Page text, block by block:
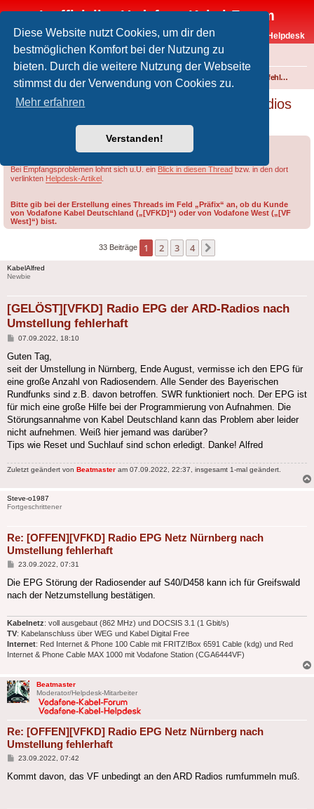
Diese Website nutzt Cookies, um dir den
bestmöglichen Komfort bei der Nutzung zu
bieten. Durch die weitere Nutzung der Webseite
stimmst du der Verwendung von Cookies zu.
Mehr erfahren
Verstanden!
Inoffizielles Vodafone-Kabel-Forum
Vodafone-Kabel-Helpdesk
FAQ
Foren-Übersicht Einspeisefehler und überregionale Störungen
[GELÖST][VFKD] Radio EPG der ARD-Radios
Bei Empfangsproblemen lohnt sich u.U. ein Blick in diesen Thread bzw. in den dort
verlinkten Helpdesk-Artikel
Bitte gib bei der Erstellung eines Threads im Feld „Präfix“ an, ob du Kunde
von Vodafone Kabel Deutschland („[VFKD]“) oder von Vodafone West („[VF
West]“) bist.
33 Beiträge 1 2 3 4
KabelAlfred
Newbie
[GELÖST][VFKD] Radio EPG der ARD-Radios nach
Umstellung fehlerhaft
Beitrag
07.09.2022, 18:10
Guten Tag,
seit der Umstellung in Nürnberg, Ende August, vermisse ich den EPG für
eine große Anzahl von Radiosendern. Alle Sender des Bayerischen
Rundfunks sind z.B. davon betroffen. SWR funktioniert noch. Der EPG ist
für mich eine große Hilfe bei der Programmierung von Aufnahmen. Die
Störungsannahme von Kabel Deutschland kann das Problem aber leider
nicht aufnehmen. Weiß hier jemand was darüber?
Tips wie Reset und Suchlauf sind schon erledigt. Danke! Alfred
Zuletzt geändert von Beatmaster am 07.09.2022, 22:37, insgesamt 1-mal geändert.
Steve-o1987
Fortgeschrittener
Re: [OFFEN][VFKD] Radio EPG Netz Nürnberg nach
Umstellung fehlerhaft
Beitrag
23.09.2022, 07:31
Die EPG Störung der Radiosender auf S40/D458 kann ich für Greifswald
nach der Netzumstellung bestätigen.
Kabelnetz: voll ausgebaut (862 MHz) und DOCSIS 3.1 (1 Gbit/s)
TV: Kabelanschluss über WEG und Kabel Digital Free
Internet: Red Internet & Phone 100 Cable mit FRITZ!Box 6591 Cable (kdg) und Red
Internet & Phone Cable MAX 1000 mit Vodafone Station (CGA6444VF)
Beatmaster
Moderator/Helpdesk-Mitarbeiter
Re: [OFFEN][VFKD] Radio EPG Netz Nürnberg nach
Umstellung fehlerhaft
Beitrag
23.09.2022, 07:42
Kommt davon, das VF unbedingt an den ARD Radios rumfummeln muß.